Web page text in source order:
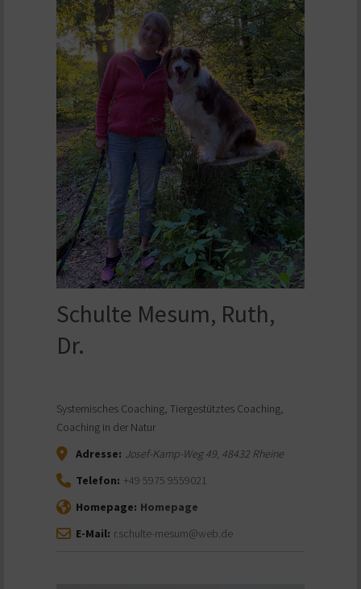
Schulte Mesum, Ruth,
Dr.
Systemisches Coaching, Tiergestütztes Coaching,
Coaching in der Natur
Adresse: Josef-Kamp-Weg 49, 48432 Rheine
Telefon: +49 5975 9559021
Homepage: Homepage
E-Mail: r.schulte-mesum@web.de